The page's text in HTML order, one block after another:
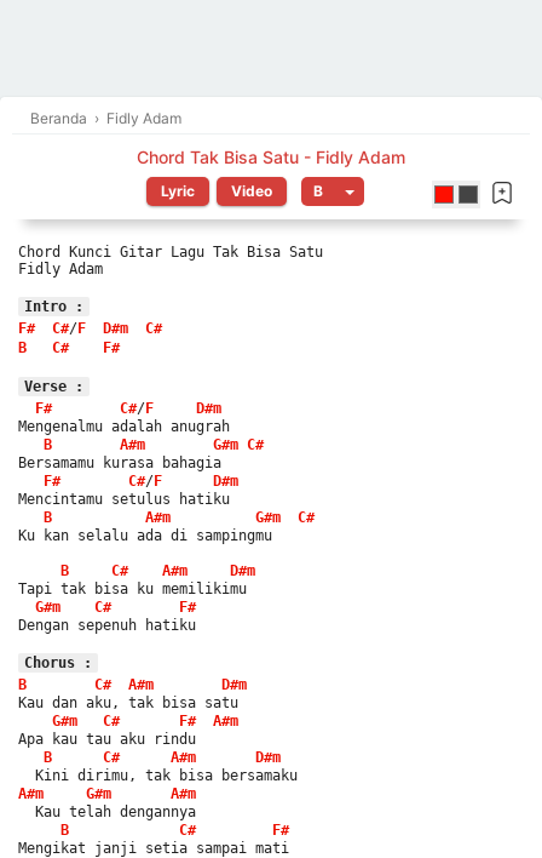
Beranda › Fidly Adam
Chord Tak Bisa Satu - Fidly Adam
Lyric Video
Chord Kunci Gitar Lagu Tak Bisa Satu
Fidly Adam
Intro :
F#
C#/F D#m
C#
B
C# F#
Verse :
F#
C#/F
D#m
Mengenalmu adalah anugrah
B
A#m G#m C#
Bersamamu kurasa bahagia
F#
C#/F
D#m
Mencintamu setulus hatiku
B
A#m G#m
C#
Ku kan selalu ada di sampingmu
B C# A#m
D#m
Tapi tak bisa ku memilikimu
G#m
C#
F#
Dengan sepenuh hatiku
Chorus :
B
C# A#m
D#m
Kau dan aku, tak bisa satu
G#m
C# F#
A#m
Apa kau tau aku rindu
B
C# A#m
D#m
  Kini dirimu, tak bisa bersamaku
A#m
G#m
A#m
  Kau telah dengannya
B
C#
F#
Mengikat janji setia sampai mati